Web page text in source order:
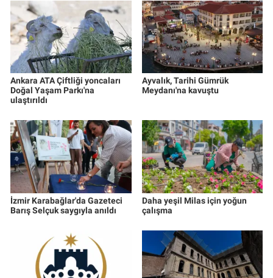
Ankara ATA Çiftliği yoncaları
Doğal Yaşam Parkı'na
ulaştırıldı
Ayvalık, Tarihi Gümrük
Meydanı'na kavuştu
İzmir Karabağlar'da Gazeteci
Barış Selçuk saygıyla anıldı
Daha yeşil Milas için yoğun
çalışma